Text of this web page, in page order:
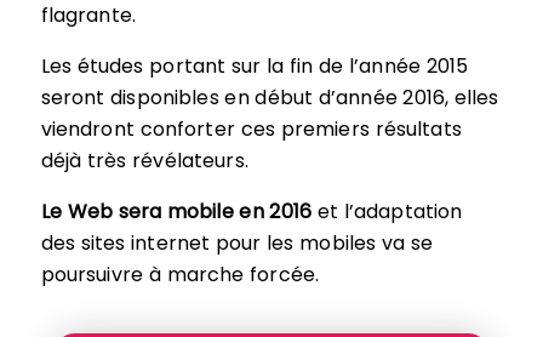
flagrante.
Les études portant sur la fin de l’année 2015
seront disponibles en début d’année 2016, elles
viendront conforter ces premiers résultats
déjà très révélateurs.
Le Web sera mobile en 2016 et l’adaptation
des sites internet pour les mobiles va se
poursuivre à marche forcée.